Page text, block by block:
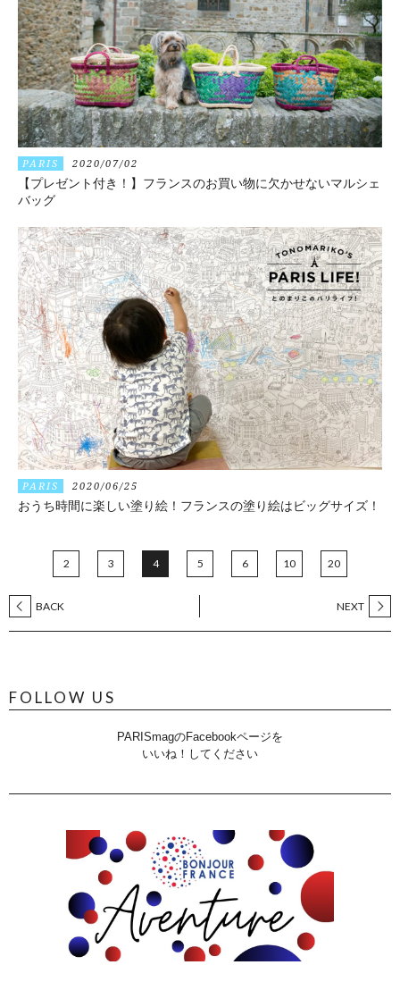
PARIS 2020/07/02
【プレゼント付き！】フランスのお買い物に欠かせないマルシェ
バッグ
PARIS 2020/06/25
おうち時間に楽しい塗り絵！フランスの塗り絵はビッグサイズ！
BACK
2 3 4 5 6 10 20
NEXT
FOLLOW US
PARISmagのFacebookページを
いいね！してください